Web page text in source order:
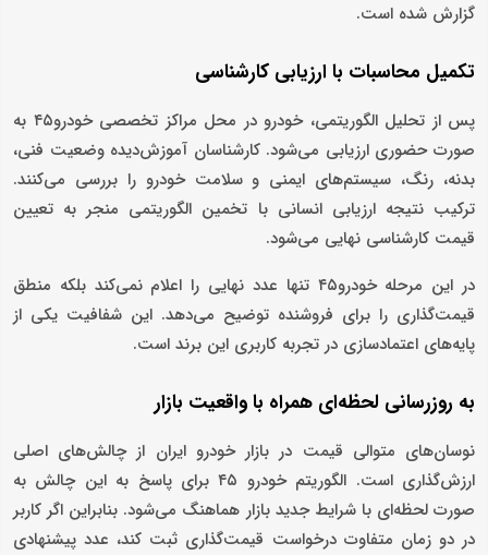
گزارش شده است.
تکمیل محاسبات با ارزیابی کارشناسی
پس از تحلیل الگوریتمی، خودرو در محل مراکز تخصصی خودرو۴۵ به
صورت حضوری ارزیابی می‌شود. کارشناسان آموزش‌دیده وضعیت فنی،
بدنه، رنگ، سیستم‌های ایمنی و سلامت خودرو را بررسی می‌کنند.
ترکیب نتیجه ارزیابی انسانی با تخمین الگوریتمی منجر به تعیین
قیمت کارشناسی نهایی می‌شود.
در این مرحله خودرو۴۵ تنها عدد نهایی را اعلام نمی‌کند بلکه منطق
قیمت‌گذاری را برای فروشنده توضیح می‌دهد. این شفافیت یکی از
پایه‌های اعتمادسازی در تجربه کاربری این برند است.
به‌ روزرسانی لحظه‌ای همراه با واقعیت بازار
نوسان‌های متوالی قیمت در بازار خودرو ایران از چالش‌های اصلی
ارزش‌گذاری است. الگوریتم خودرو ۴۵ برای پاسخ به این چالش به‌
صورت لحظه‌ای با شرایط جدید بازار هماهنگ می‌شود. بنابراین اگر کاربر
در دو زمان متفاوت درخواست قیمت‌گذاری ثبت کند، عدد پیشنهادی